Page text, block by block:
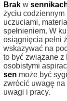
Brak w
życiu codziennym
uczuciami,
spełnieniem. W
osiągnięcia pełni
wskazywać na
to być związane z
osobistymi
sen może być
zwrócić uwagę
uwagi i pracy.